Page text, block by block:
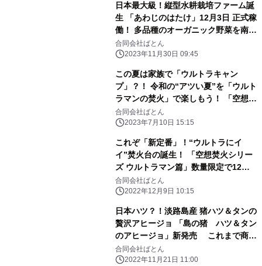
日本最大級！縦型水耕栽培ファーム誕
生 「あわじのはたけ」12月3日 正式稼
働！ 多品種のオーガニック野菜を南あ
わじ市からお届け
合同会社ばとん
2023年11月30日 09:45
この夏は家族で「ウルトラキャン
プ」？！ 令和の“アツい夏”を「ウルト
ラマンの焚火」で楽しもう！ 「空想焚
火シリーズ ウルトラマン篇」 新PV完
成＆キャンプ場レンタルいよいよ開
合同会社ばとん
2023年7月10日 15:15
これぞ「新定番」！“ウルトラにイ
イ”焚火台の誕生！ 「空想焚火シリー
ズ ウルトラマン篇」数量限定で12月9
日新発売 1966年放映『ウルトラマ
ン』OPの影絵を焚火台で完全再現！
合同会社ばとん
2022年12月9日 10:15
日本ハツ？！淡路島産 猪ハツ＆タンの
贅沢アヒージョ 「島の猪 ハツ＆タン
のアヒージョ」新発売 これまで商品
化が進まなかった部位を美味しく有効
活用
合同会社ばとん
2022年11月21日 11:00